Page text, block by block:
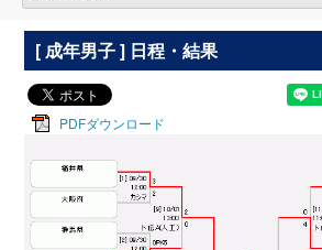
[ 成年男子 ] 日程・結果
PDFダウンロード